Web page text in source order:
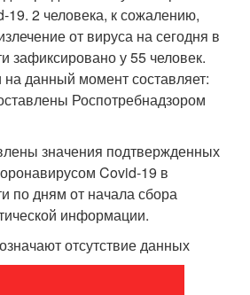
19. 2 человека, к сожалению,
от вируса на сегодня в
зафиксировано у 55 человек.
на данный момент составляет:
Роспотребнадзором
значения подтвержденных
Covid-19 в
по дням от начала сбора
информации.
отсутствие данных